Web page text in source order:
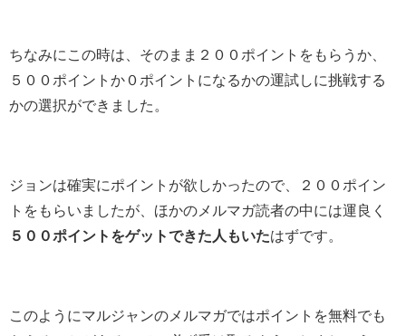
ちなみにこの時は、そのまま２００ポイントをもらうか、
５００ポイントか０ポイントになるかの運試しに挑戦する
かの選択ができました。
ジョンは確実にポイントが欲しかったので、２００ポイン
トをもらいましたが、ほかのメルマガ読者の中には運良く
５００ポイントをゲットできた人もいたはずです。
このようにマルジャンのメルマガではポイントを無料でも